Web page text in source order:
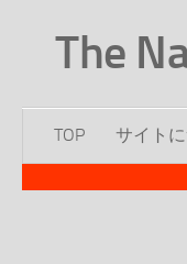
The
TOP サイト